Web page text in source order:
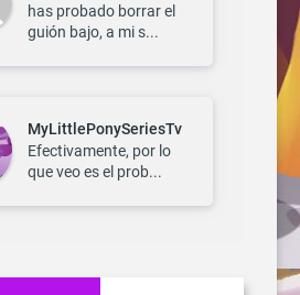
has probado borrar el
guión bajo, a mi s...
MyLittlePonySeriesTv
Efectivamente, por lo
que veo es el prob...